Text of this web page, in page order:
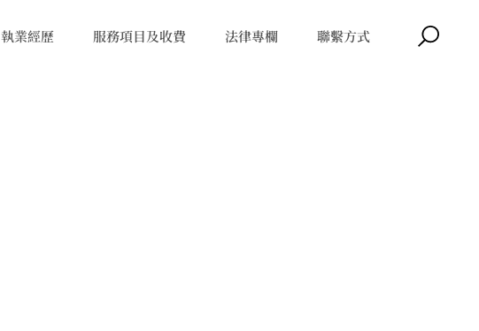
執業經歷 服務項目及收費 法律專欄 聯繫方式